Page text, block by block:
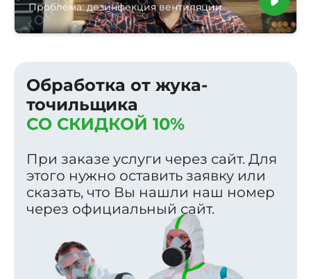
Проблема: дезинфекция вентиляции
Обработка от жука-
точильщика
СО СКИДКОЙ 10%
При заказе услуги через сайт. Для
этого нужно оставить заявку или
сказать, что Вы нашли наш номер
через официальный сайт.